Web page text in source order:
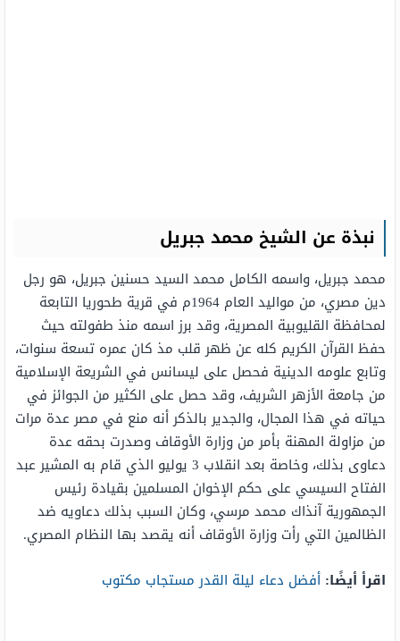
نبذة عن الشيخ محمد جبريل
محمد جبريل، واسمه الكامل محمد السيد حسنين جبريل، هو رجل
دين مصري، من مواليد العام 1964م في قرية طحوريا التابعة
لمحافظة القليوبية المصرية، وقد برز اسمه منذ طفولته حيث
حفظ القرآن الكريم كله عن ظهر قلب مذ كان عمره تسعة سنوات،
وتابع علومه الدينية فحصل على ليسانس في الشريعة الإسلامية
من جامعة الأزهر الشريف، وقد حصل على الكثير من الجوائز في
حياته في هذا المجال، والجدير بالذكر أنه منع في مصر عدة مرات
من مزاولة المهنة بأمر من وزارة الأوقاف وصدرت بحقه عدة
دعاوى بذلك، وخاصة بعد انقلاب 3 يوليو الذي قام به المشير عبد
الفتاح السيسي على حكم الإخوان المسلمين بقيادة رئيس
الجمهورية آنذاك محمد مرسي، وكان السبب بذلك دعاويه ضد
الظالمين التي رأت وزارة الأوقاف أنه يقصد بها النظام المصري.
اقرأ أيضًا: أفضل دعاء ليلة القدر مستجاب مكتوب